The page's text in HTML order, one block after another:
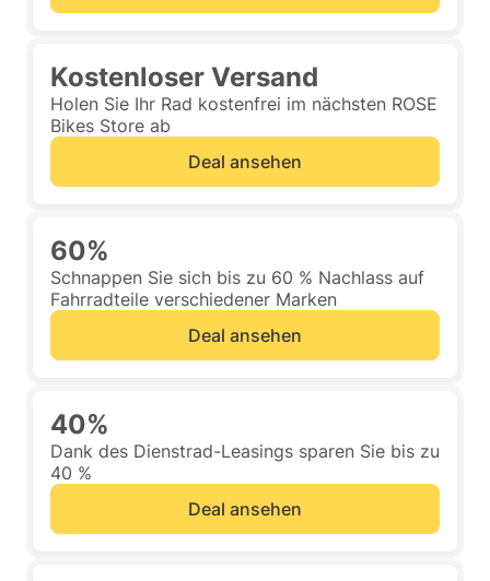
Kostenloser Versand
Holen Sie Ihr Rad kostenfrei im nächsten ROSE
Bikes Store ab
Deal ansehen
60%
Schnappen Sie sich bis zu 60 % Nachlass auf
Fahrradteile verschiedener Marken
Deal ansehen
40%
Dank des Dienstrad-Leasings sparen Sie bis zu
40 %
Deal ansehen